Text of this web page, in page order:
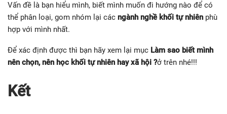
Vấn đề là bạn hiểu mình, biết mình muốn đi hướng nào để có
thể phân loại, gom nhóm lại các ngành nghề khối tự nhiên phù
hợp với mình nhất.
Để xác định được thì bạn hãy xem lại mục Làm sao biết mình
nên chọn, nên học khối tự nhiên hay xã hội ?ở trên nhé!!!
Kết